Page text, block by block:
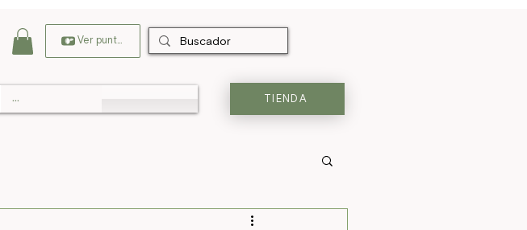
Ver puntos
... TIENDA